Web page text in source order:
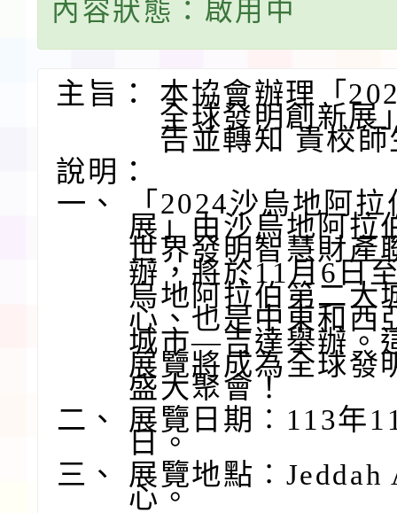
內容狀態：啟用中
主旨： 本協會辦理「
全球發明創新展
告並轉知 貴校
說明：
一、
「2024沙烏地阿
展」由沙烏地阿拉
世界發明智慧財產
辦，將於11月6日
烏地阿拉伯第二大
心、也是中東和西
城市—吉達舉辦。
展覽將成為全球發
盛大聚會！
二、
展覽日期︰113年
日。
三、
展覽地點
心。